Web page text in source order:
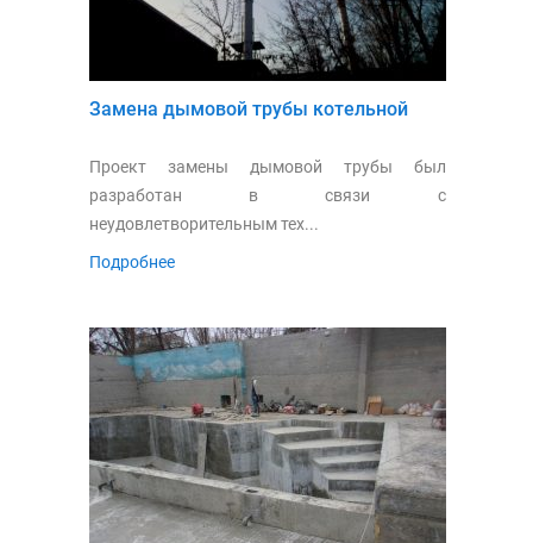
Замена дымовой трубы котельной
Проект замены дымовой трубы был
разработан в связи с
неудовлетворительным тех...
Подробнее